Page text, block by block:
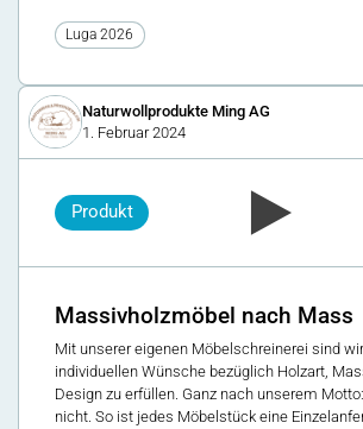
Luga 2026
Naturwollprodukte Ming AG
1. Februar 2024
Produkt
Massivholzmöbel nach Mass
Mit unserer eigenen Möbelschreinerei sind
individuellen Wünsche bezüglich Holzart,
Design zu erfüllen. Ganz nach unserem
nicht. So ist jedes Möbelstück eine